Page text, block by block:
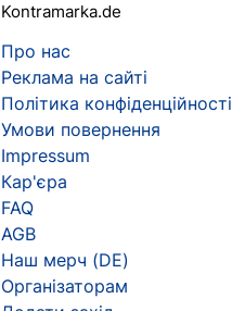
Kontramarka.de
Про нас
Реклама на сайті
Політика конфіденційності
Умови повернення
Impressum
Кар'єра
FAQ
AGB
Наш мерч (DE)
Організаторам